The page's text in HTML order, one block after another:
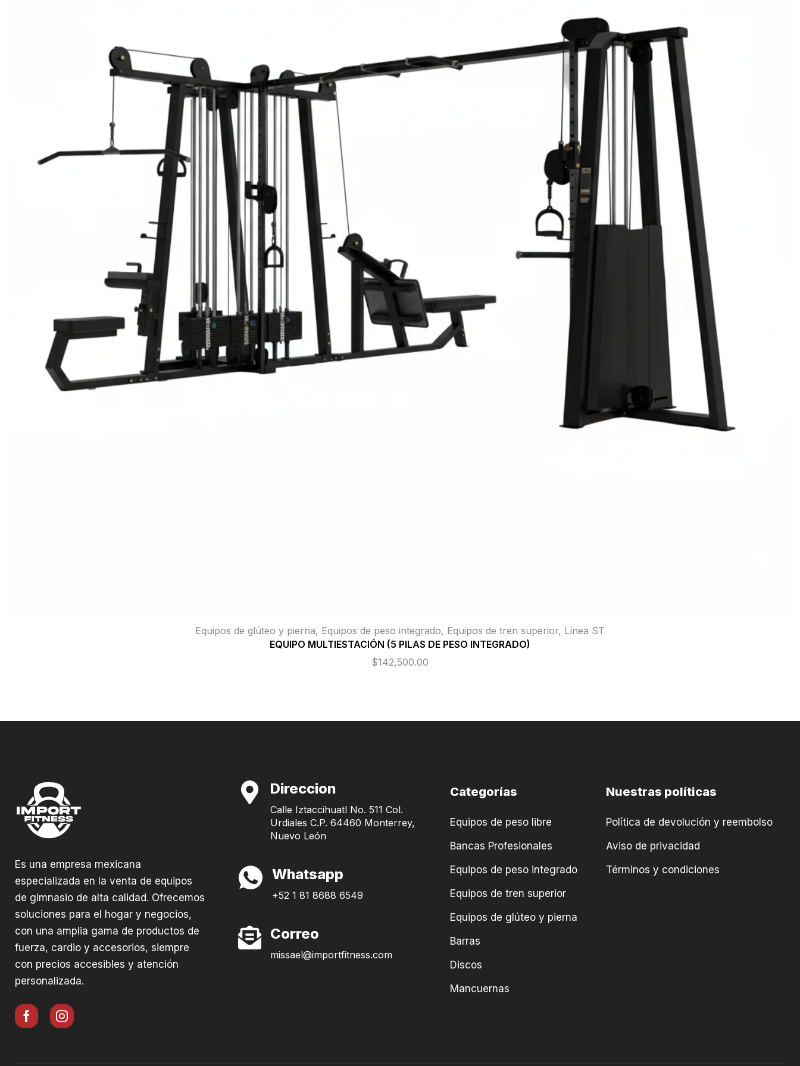
Equipos de glúteo y pierna, Equipos de peso integrado, Equipos de tren superior, Línea ST
EQUIPO MULTIESTACIÓN (5 PILAS DE PESO INTEGRADO)
$142,500.00
Es una empresa mexicana
especializada en la venta de equipos
de gimnasio de alta calidad. Ofrecemos
soluciones para el hogar y negocios,
con una amplia gama de productos de
fuerza, cardio y accesorios, siempre
con precios accesibles y atención
personalizada.
Direccion
Calle Iztaccihuatl No. 511 Col.
Urdiales C.P. 64460 Monterrey,
Nuevo León
Whatsapp
+52 1 81 8688 6549
Correo
missael@importfitness.com
Categorías
Equipos de peso libre
Bancas Profesionales
Equipos de peso integrado
Equipos de tren superior
Equipos de glúteo y pierna
Barras
Discos
Mancuernas
Nuestras políticas
Política de devolución y reembolso
Aviso de privacidad
Términos y condiciones